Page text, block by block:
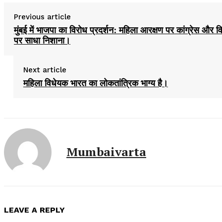
Previous article
मुंबई में भाजपा का विरोध प्रदर्शन: महिला आरक्षण पर कांग्रेस और
पर साधा निशाना।
Next article
महिला विधेयक भारत का लोकतांत्रिक भाग्य है।
Mumbaivarta
LEAVE A REPLY